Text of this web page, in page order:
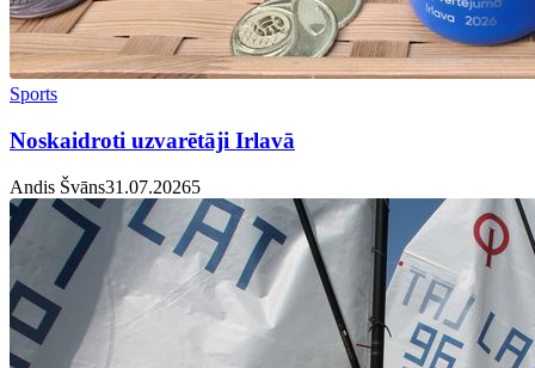
Sports
Noskaidroti uzvarētāji Irlavā
Andis Švāns31.07.20265